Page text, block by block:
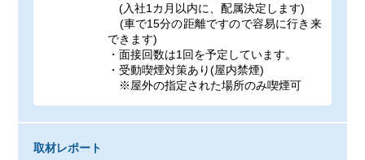
(入社1カ月以内に、配属決定します)
(車で15分の距離ですので容易に行き来
できます)
・面接回数は1回を予定しています。
・受動喫煙対策あり(屋内禁煙)
※屋外の指定された場所のみ喫煙可
取材レポート